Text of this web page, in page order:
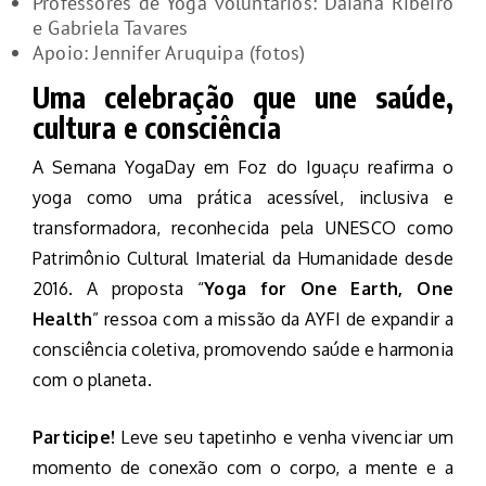
e Gabriela Tavares
Apoio: Jennifer Aruquipa (fotos)
Uma celebração que une saúde,
cultura e consciência
A Semana YogaDay em Foz do Iguaçu reafirma o
yoga como uma prática acessível, inclusiva e
transformadora, reconhecida pela UNESCO como
Patrimônio Cultural Imaterial da Humanidade desde
2016. A proposta “Yoga for One Earth, One
Health” ressoa com a missão da AYFI de expandir a
consciência coletiva, promovendo saúde e harmonia
com o planeta.
Participe! Leve seu tapetinho e venha vivenciar um
momento de conexão com o corpo, a mente e a